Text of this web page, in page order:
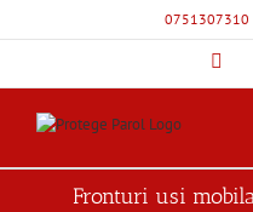
to
0751307310
Fronturi usi